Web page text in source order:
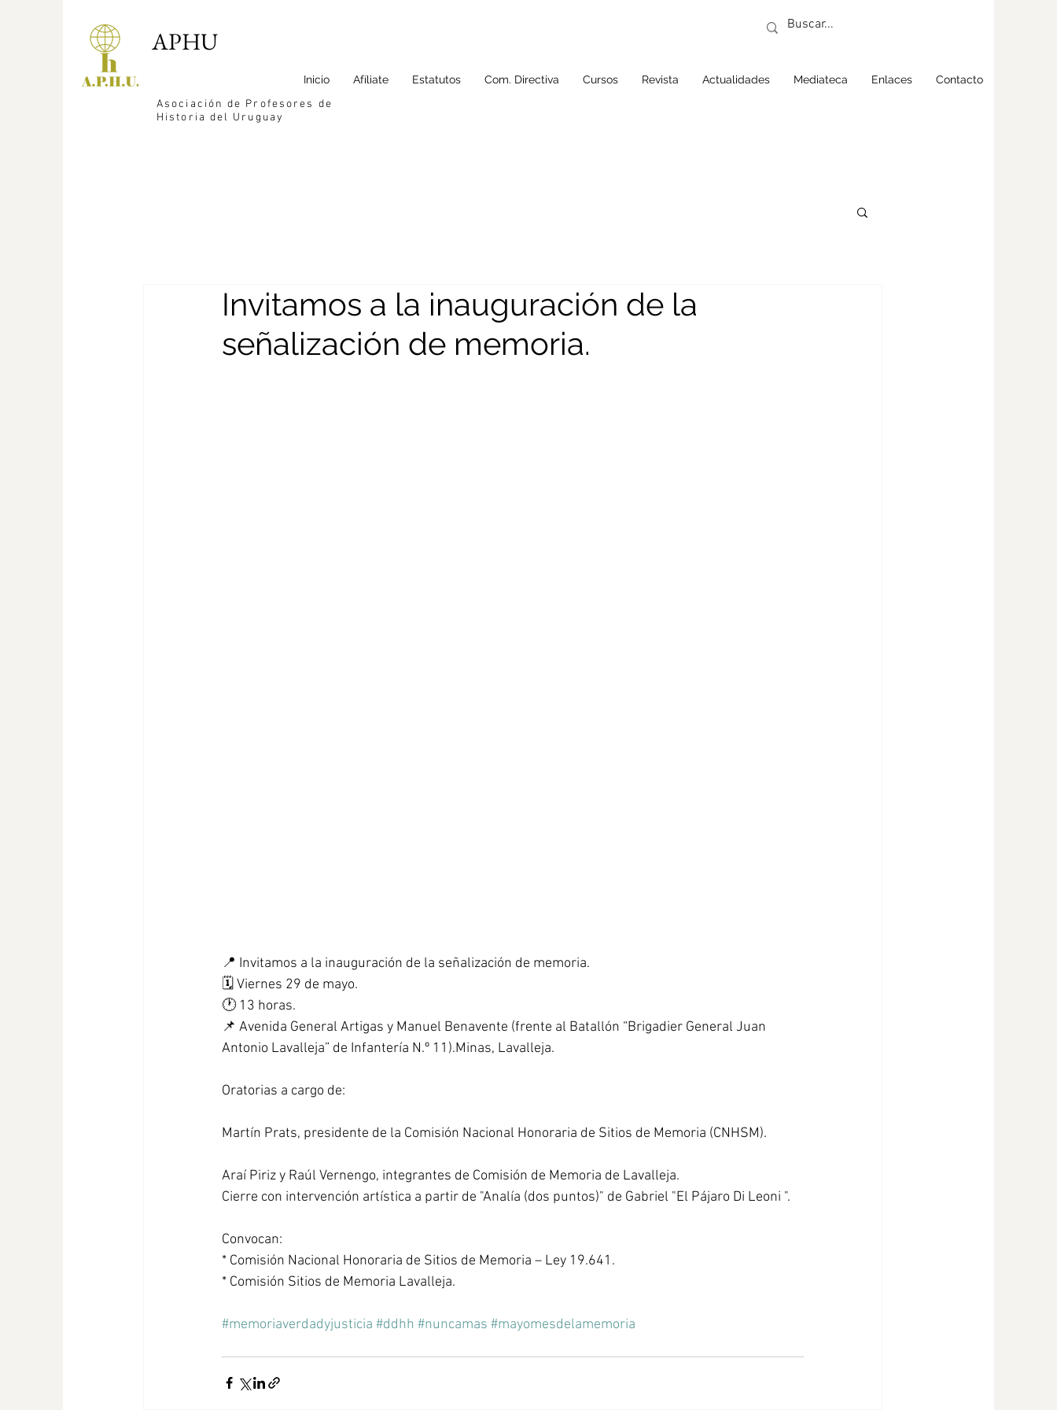
APHU
Asociación de Profesores de
Historia del Uruguay
Inicio Afíliate Estatutos Com. Directiva Cursos Revista Actualidades Mediateca Enlaces Contacto
Invitamos a la inauguración de la
señalización de memoria.
📍 Invitamos a la inauguración de la señalización de memoria.
🗓️ Viernes 29 de mayo.
🕐 13 horas.
📌 Avenida General Artigas y Manuel Benavente (frente al Batallón “Brigadier General Juan
Antonio Lavalleja” de Infantería N.º 11).Minas, Lavalleja.
Oratorias a cargo de:
Martín Prats, presidente de la Comisión Nacional Honoraria de Sitios de Memoria (CNHSM).
Araí Piriz y Raúl Vernengo, integrantes de Comisión de Memoria de Lavalleja.
Cierre con intervención artística a partir de "Analía (dos puntos)" de Gabriel "El Pájaro Di Leoni ".
Convocan:
* Comisión Nacional Honoraria de Sitios de Memoria – Ley 19.641.
* Comisión Sitios de Memoria Lavalleja.
#memoriaverdadyjusticia #ddhh #nuncamas #mayomesdelamemoria